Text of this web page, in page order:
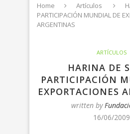
Home Artículos
PARTICIPACIÓN MUNDIAL DE
ARGENTINAS
ARTÍCULOS
HARINA DE
PARTICIPACIÓN
EXPORTACIONES
written by
16/06/2009